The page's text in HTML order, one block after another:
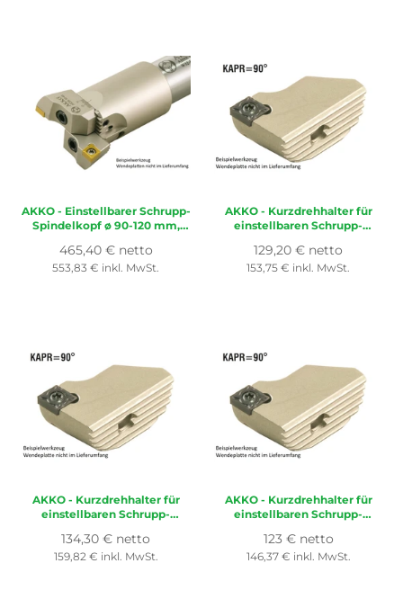
AKKO - Einstellbarer Schrupp-
Spindelkopf ø 90-120 mm,
kompatibel mit ISO CC..
1204.., mit Innenkühlung
Normaler
Preis
465,40 € netto
553,83 € inkl. MwSt.
AKKO- Kurzdrehhalter für
einstellbaren Schrupp-
für Wendeplatte ISO
CC..1204..
Normaler
Preis
129,20 € netto
153,75 € inkl. MwSt.
AKKO- Kurzdrehhalter für
einstellbaren Schrupp-
für Wendeplatte ISO
CC..1204..
Normaler
Preis
134,30 € netto
159,82 € inkl. MwSt.
AKKO- Kurzdrehhalter für
einstellbaren Schrupp-
für Wendeplatte ISO
CC..1204..
Normaler
Preis
123 € netto
146,37 € inkl. MwSt.